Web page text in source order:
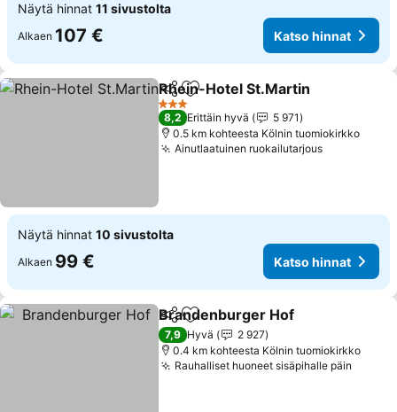
Näytä hinnat 11 sivustolta
Alkaen 107 € Katso hinnat
Jaa Lisää suosikkeihin
Rhein-Hotel St.Martin
3 Tähtiluokitus
8,2 Erittäin hyvä
5 971
0.5 km kohteesta Kölnin tuomiokirkko
Ainutlaatuinen ruokailutarjous
Näytä hinnat 10 sivustolta
Alkaen 99 € Katso hinnat
Jaa Lisää suosikkeihin
Brandenburger Hof
7,9 Hyvä
2 927
0.4 km kohteesta Kölnin tuomiokirkko
Rauhalliset huoneet sisäpihalle päin